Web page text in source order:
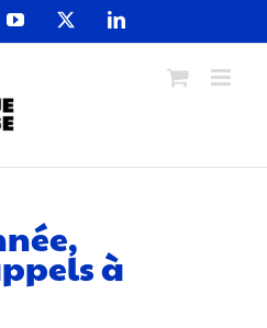
YouTube LinkedIn
à